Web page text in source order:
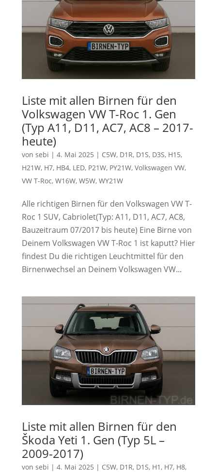
Liste mit allen Birnen für den
Volkswagen VW T-Roc 1. Gen
(Typ A11, D11, AC7, AC8 – 2017-
heute)
von sebi | 4. Mai 2025 | C5W, D1R, D1S, D3S, H15,
H21W, H7, HB4, LED, P21W, PY21W, Volkswagen VW,
VW T-Roc, W16W, W5W, WY21W
Alle richtigen Birnen für den Volkswagen VW T-
Roc 1 SUV, Cabriolet(Typ: A11, D11, AC7, AC8,
Bauzeitraum 07/2017 bis heute) Eine Birne von
Deinem Volkswagen VW T-Roc 1 ist kaputt? Hier
findest Du die richtigen Leuchtmittel für den
Birnenwechsel an Deinem Volkswagen VW...
Liste mit allen Birnen für den
Škoda Yeti 1. Gen (Typ 5L –
2009-2017)
von sebi | 4. Mai 2025 | C5W, D1R, D1S, H1, H7, H8,